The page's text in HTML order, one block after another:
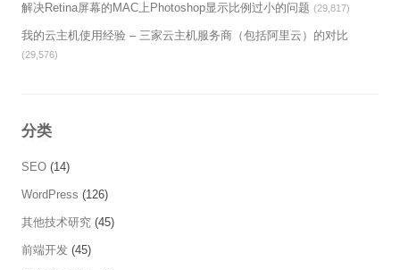
解决Retina屏幕的MAC上Photoshop显示比例过小的问题 (29,817)
我的云主机使用经验 – 三家云主机服务商（包括阿里云）的对比
(29,576)
分类
SEO (14)
WordPress (126)
其他技术研究 (45)
前端开发 (45)